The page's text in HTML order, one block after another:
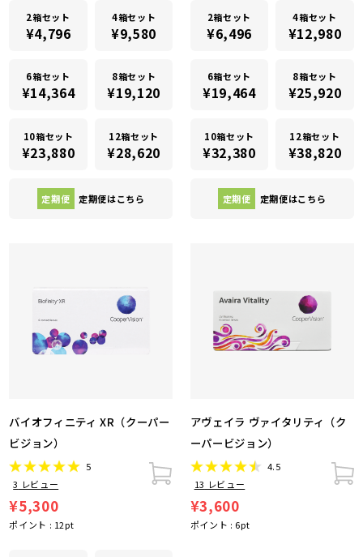
2箱セット
¥4,796
4箱セット
¥9,580
6箱セット
¥14,364
8箱セット
¥19,120
10箱セット
¥23,880
12箱セット
¥28,620
定期便 定期便はこちら
2箱セット
¥6,496
4箱セット
¥12,980
6箱セット
¥19,464
8箱セット
¥25,920
10箱セット
¥32,380
12箱セット
¥38,820
定期便 定期便はこちら
バイオフィニティ XR（クーパー
ビジョン）
5
3 レビュー
¥5,300
ポイント : 12pt
アヴェイラ ヴァイタリティ（ク
ーパービジョン）
4.5
13 レビュー
¥3,600
ポイント : 6pt